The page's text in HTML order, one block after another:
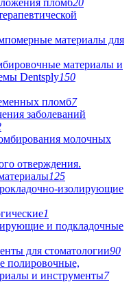
пломб20
материалы для
материалы и
Dentsply150
пломб7
заболеваний
молочных
отверждения.
125
изолирующие
1
и подкладочные
для стоматологии90
полировочные,
и инструменты7